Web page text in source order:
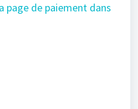
page de paiement dans